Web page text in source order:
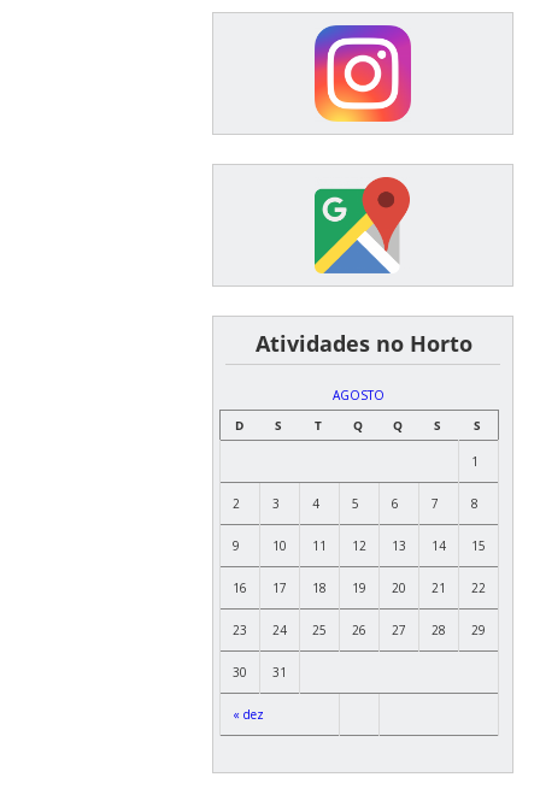
͏ ͏ ͏ ͏ ͏ ͏Atividades no Horto
AGOSTO
D
S T Q Q S S
« dez
1
2 3 4 5 6 7 8
9 10 11 12 13 14 15
16 17 18 19 20 21 22
23 24 25 26 27 28 29
30 31